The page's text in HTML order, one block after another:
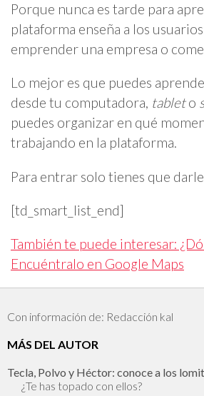
Porque nunca es tarde para
plataforma enseña a los
emprender una empresa o
Lo mejor es que puedes
desde tu computadora, tableto
puedes organizar en qué
trabajando en la plataforma.
Para entrar solo tienes que
[td_smart_list_end]
También te puede interesar:
Encuéntralo en Google Maps
Con información de: Redacción kal
MÁS DEL AUTOR
Tecla, Polvo y Héctor: conoce a los
¿Te has topado con ellos?